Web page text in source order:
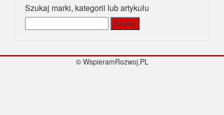
Szukaj marki, kategorii lub artykułu
© WspieramRozwoj.PL